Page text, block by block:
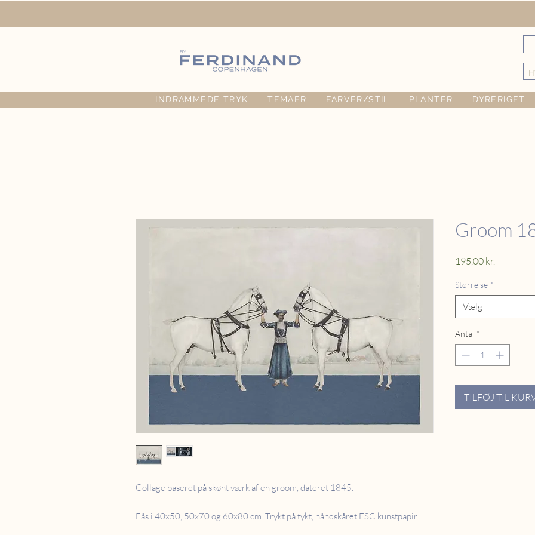
INDRAMMEDE TRYK TEMAER FARVER/STIL PLANTER DYRERIGET
Collage baseret på skønt værk af en groom, dateret 1845.
Fås i 40x50, 50x70 og 60x80 cm. Trykt på tykt, håndskåret FSC kunstpapir.
Groom
195,00 kr.
Størrelse *
Vælg
Antal *
TILFØJ TIL